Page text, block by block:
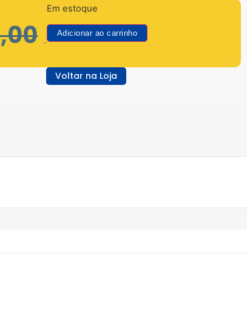
Em estoque
Adicionar ao carrinho
Voltar na Loja